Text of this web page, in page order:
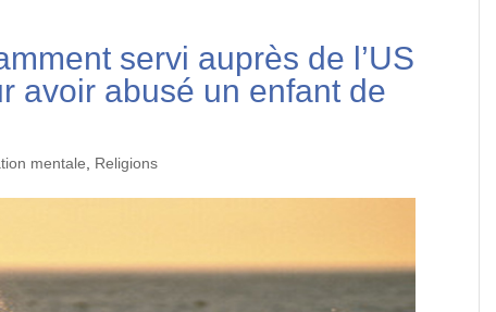
servi auprès de l’US
avoir abusé un enfant de
mentale Religions